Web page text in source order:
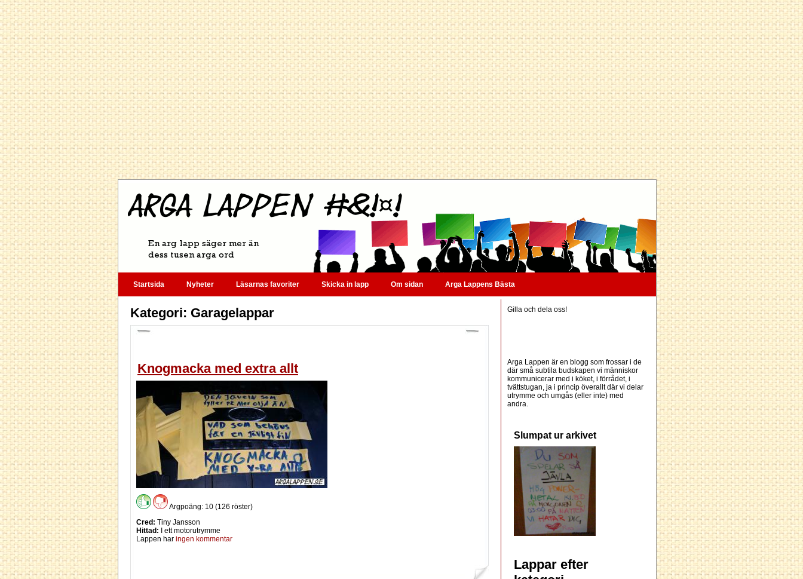
Startsida Nyheter Läsarnas favoriter Skicka in lapp Om sidan Arga Lappens Bästa
Kategori: Garagelappar
Knogmacka med extra allt
Argpoäng: 10 (126 röster)
Cred: Tiny Jansson
Hittad: I ett motorutrymme
Lappen har ingen kommentar
Gilla och dela oss!
Arga Lappen är en blogg som frossar i de
där små subtila budskapen vi människor
kommunicerar med i köket, i förrådet, i
tvättstugan, ja i princip överallt där vi delar
utrymme och umgås (eller inte) med
andra.
Slumpat ur arkivet
Lappar efter